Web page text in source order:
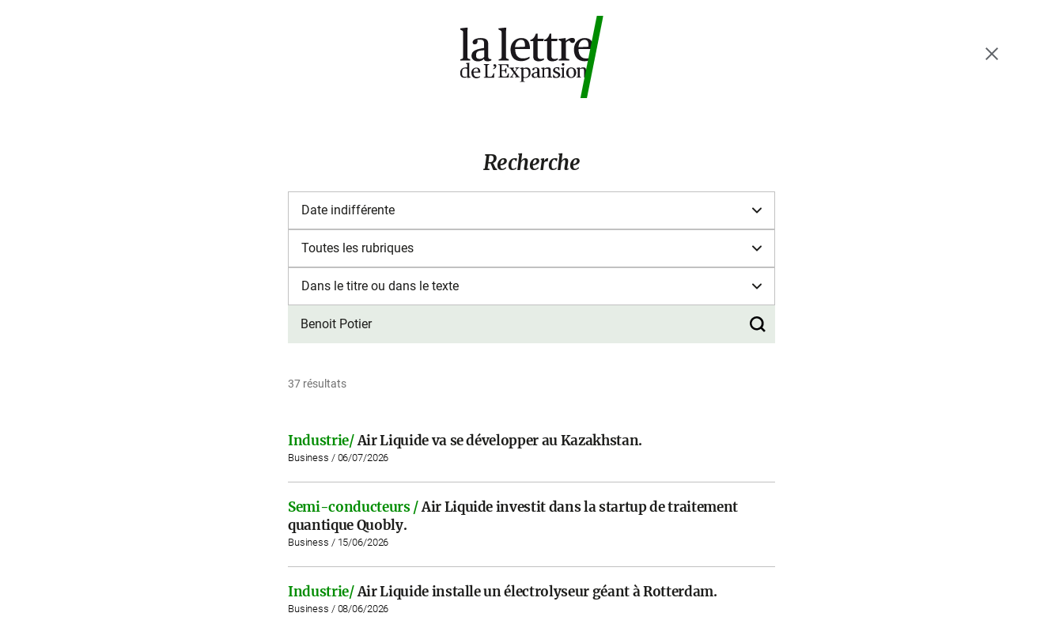
Recherche
37 résultats
Industrie/Air Liquide va se développer au Kazakhstan.
Business / 06/07/2026
Semi-conducteurs /Air Liquide investit dans la startup de traitement
quantique Quobly.
Business / 15/06/2026
Industrie/Air Liquide installe un électrolyseur géant à Rotterdam.
Business / 08/06/2026